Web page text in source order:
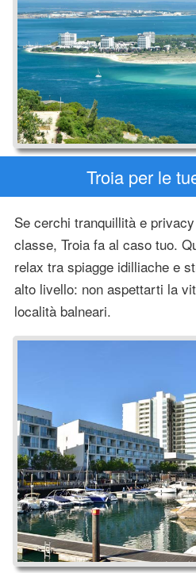
Troia per le
Se cerchi tranquillità e
classe, Troia fa al caso tuo.
relax tra spiagge idilliache e
alto livello: non aspettarti la
località balneari.